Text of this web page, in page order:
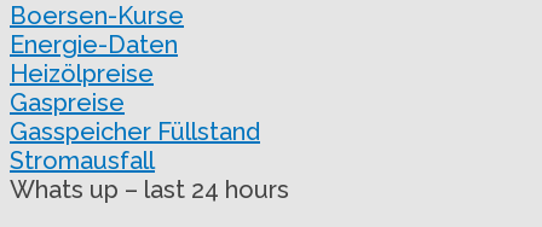
Boersen-Kurse
Energie-Daten
Heizölpreise
Gaspreise
Gasspeicher Füllstand
Stromausfall
Whats up – last 24 hours